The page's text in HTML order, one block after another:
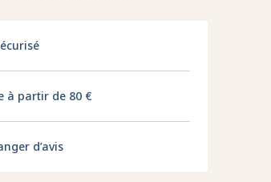
à partir de 80 €
d’avis